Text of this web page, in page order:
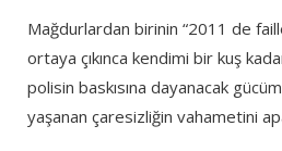
Mağdurlardan birinin “2011 de
ortaya çıkınca kendimi bir kuş
polisin baskısına dayanacak gücüm
yaşanan çaresizliğin vahametini